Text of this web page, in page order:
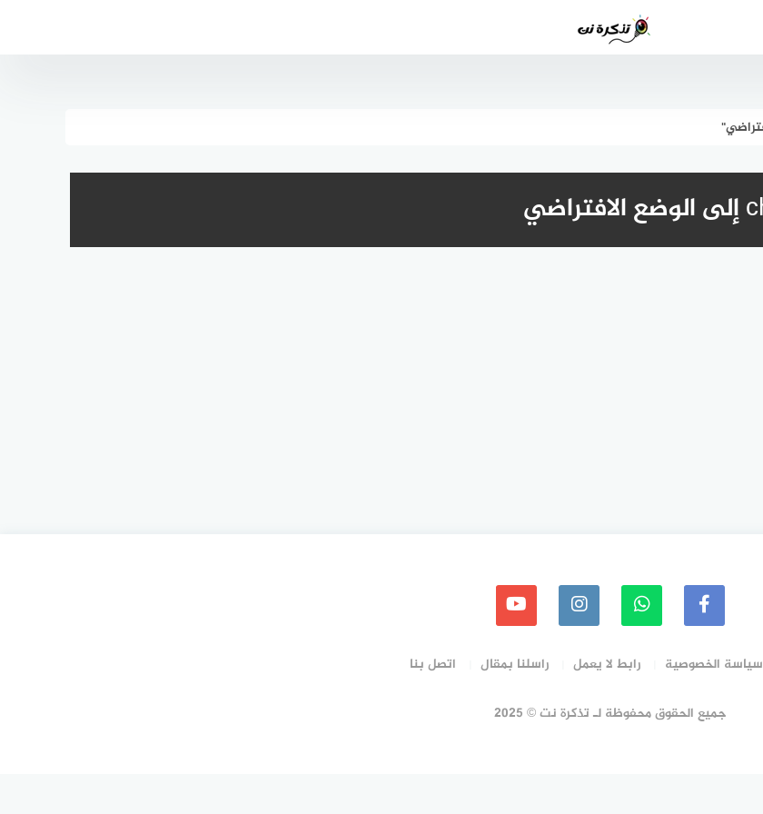
سياسة الخصوصية رابط لا يعمل راسلنا بمقال اتصل بنا
جميع الحقوق محفوظة لـ تذكرة نت © 2025